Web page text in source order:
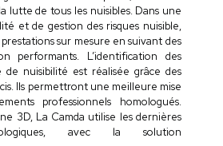
lutte de tous les nuisibles. Dans une
et de gestion des risques nuisible,
sur mesure en suivant des
performants. L’identification des
de nuisibilité est réalisée grâce des
Ils permettront une meilleure mise
professionnels homologués.
3D, La Camda utilise les dernières
avec la solution